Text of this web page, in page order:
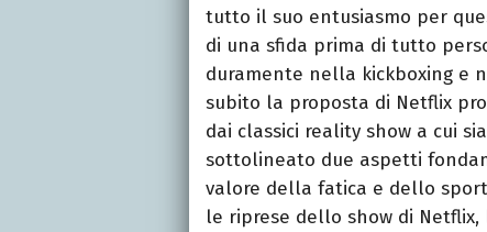
tutto il suo entusiasmo per
di una sfida prima di tutto
duramente nella kickboxing e
subito la proposta di Netflix
dai classici reality show a cui
sottolineato due aspetti
valore della fatica e dello
le riprese dello show di Netflix,